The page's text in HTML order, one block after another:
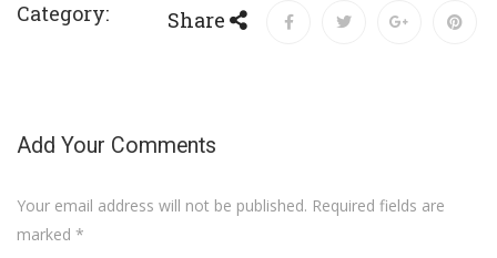
Category: Share
Add Your Comments
Your email address will not be published. Required fields are
marked *